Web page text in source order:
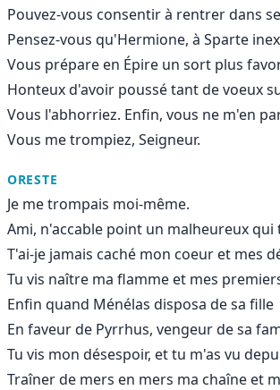
Pouvez-vous consentir à rentrer dans
Pensez-vous qu'Hermione, à Sparte
Vous prépare en Épire un sort plus
Honteux d'avoir poussé tant de voeux
Vous l'abhorriez. Enfin, vous ne m'en
Vous me trompiez, Seigneur.
ORESTE
Je me trompais moi-même.
Ami, n'accable point un malheureux qui
T'ai-je jamais caché mon coeur et mes
Tu vis naître ma flamme et mes
Enfin quand Ménélas disposa de sa fille
En faveur de Pyrrhus, vengeur de sa
Tu vis mon désespoir, et tu m'as vu
Traîner de mers en mers ma chaîne et